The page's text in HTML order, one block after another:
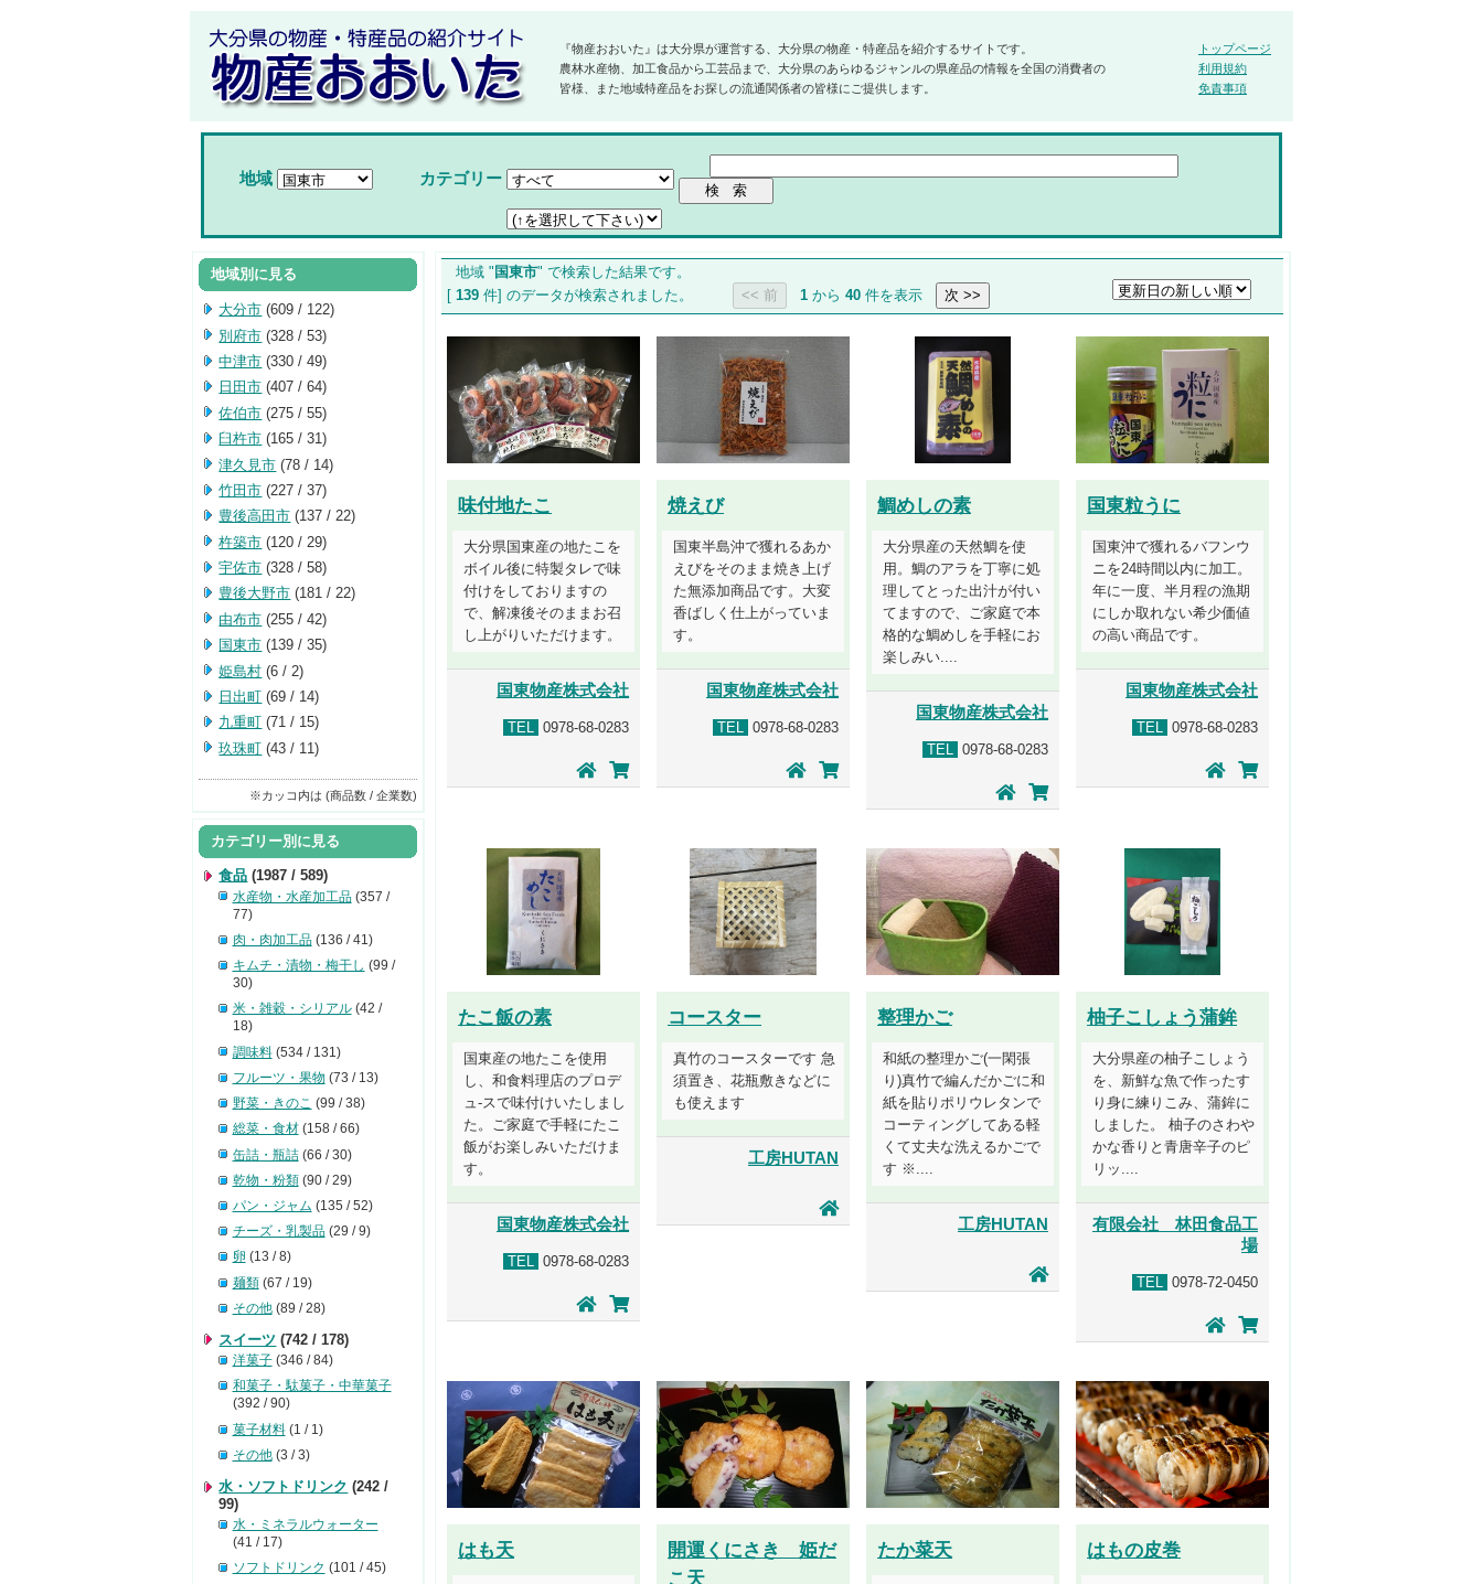
『物産おおいた』は大分県が運営する、大分県の物産・特産品を紹介するサイトです。
農林水産物、加工食品から工芸品まで、大分県のあらゆるジャンルの県産品の情報を全国の消費者の
皆様、また地域特産品をお探しの流通関係者の皆様にご提供します。
トップページ
利用規約
免責事項
地域 カテゴリー
地域 "国東市" で検索した結果です。
[ 139 件] のデータが検索されました。 1 から 40 件を表示
味付地たこ
大分県国東産の地たこを
ボイル後に特製タレで味
付けをしておりますの
で、解凍後そのままお召
し上がりいただけます。
国東物産株式会社
TEL 0978-68-0283
焼えび
国東半島沖で獲れるあか
えびをそのまま焼き上げ
た無添加商品です。大変
香ばしく仕上がっていま
す。
国東物産株式会社
TEL 0978-68-0283
鯛めしの素
大分県産の天然鯛を使
用。鯛のアラを丁寧に処
理してとった出汁が付い
てますので、ご家庭で本
格的な鯛めしを手軽にお
楽しみい....
国東物産株式会社
TEL 0978-68-0283
国東粒うに
国東沖で獲れるバフンウ
ニを24時間以内に加工。
年に一度、半月程の漁期
にしか取れない希少価値
の高い商品です。
国東物産株式会社
TEL 0978-68-0283
たこ飯の素
国東産の地たこを使用
し、和食料理店のプロデ
ュ-スで味付けいたしまし
た。ご家庭で手軽にたこ
飯がお楽しみいただけま
す。
国東物産株式会社
TEL 0978-68-0283
コースター
真竹のコースターです 急
須置き、花瓶敷きなどに
も使えます
工房HUTAN
整理かご
和紙の整理かご(一閑張
り)真竹で編んだかごに和
紙を貼りポリウレタンで
コーティングしてある軽
くて丈夫な洗えるかごで
す ※....
工房HUTAN
柚子こしょう蒲鉾
大分県産の柚子こしょう
を、新鮮な魚で作ったす
り身に練りこみ、蒲鉾に
しました。 柚子のさわや
かな香りと青唐辛子のピ
リッ....
有限会社 林田食品工
場
TEL 0978-72-0450
はも天
開運くにさき 姫だ
こ天
たか菜天 はもの皮巻
地域別に見る
大分市 (609 / 122)
別府市 (328 / 53)
中津市 (330 / 49)
日田市 (407 / 64)
佐伯市 (275 / 55)
臼杵市 (165 / 31)
津久見市 (78 / 14)
竹田市 (227 / 37)
豊後高田市 (137 / 22)
杵築市 (120 / 29)
宇佐市 (328 / 58)
豊後大野市 (181 / 22)
由布市 (255 / 42)
国東市 (139 / 35)
姫島村 (6 / 2)
日出町 (69 / 14)
九重町 (71 / 15)
玖珠町 (43 / 11)
※カッコ内は (商品数 / 企業数)
カテゴリー別に見る
食品 (1987 / 589)
水産物・水産加工品(357 /
77)
肉・肉加工品(136 / 41)
キムチ・漬物・梅干し (99 /
30)
米・雑穀・シリアル(42 /
18)
調味料(534 / 131)
フルーツ・果物 (73 / 13)
野菜・きのこ (99 / 38)
総菜・食材(158 / 66)
缶詰・瓶詰(66 / 30)
乾物・粉類(90 / 29)
パン・ジャム (135 / 52)
チーズ・乳製品(29 / 9)
卵 (13 / 8)
麺類(67 / 19)
その他(89 / 28)
スイーツ (742 / 178)
洋菓子(346 / 84)
和菓子・駄菓子・中華菓子
(392 / 90)
菓子材料(1 / 1)
その他(3 / 3)
水・ソフトドリンク (242 /
99)
水・ミネラルウォーター
(41 / 17)
ソフトドリンク (101 / 45)